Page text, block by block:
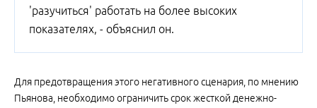
'разучиться' работать на более высоких
показателях, - объяснил он.
Для предотвращения этого негативного сценария, по мнению
Пьянова, необходимо ограничить срок жесткой денежно-